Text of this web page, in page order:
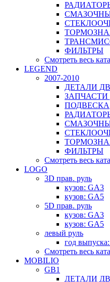
ФИЛЬТРЫ
Смотреть весь
LEGEND
2007-2010
ДЕТАЛИ
ЗАПЧАСТИ
ПОДВЕСКА
ФИЛЬТРЫ
Смотреть весь
LOGO
3D прав. руль
кузов: GA3
кузов: GA5
5D прав. руль
кузов: GA3
кузов: GA5
левый руль
год
Смотреть весь
MOBILIO
GB1
ДЕТАЛИ